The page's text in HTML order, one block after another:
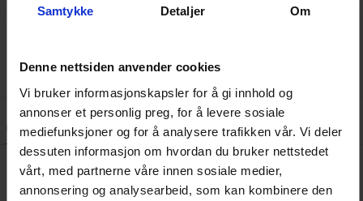
Samtykke Detaljer Om
Denne nettsiden anvender cookies
Vi bruker informasjonskapsler for å gi innhold og
annonser et personlig preg, for å levere sosiale
mediefunksjoner og for å analysere trafikken vår. Vi deler
dessuten informasjon om hvordan du bruker nettstedet
vårt, med partnerne våre innen sosiale medier,
annonsering og analysearbeid, som kan kombinere den
hverdagsbruk og spesifikke oppgaver. Den er tilpasset
Lignende produkter Kundeanmeldelser Spørsmål og svar: